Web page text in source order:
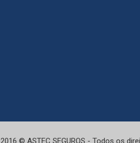
2016 © ASTEC SEGUROS - Todos os